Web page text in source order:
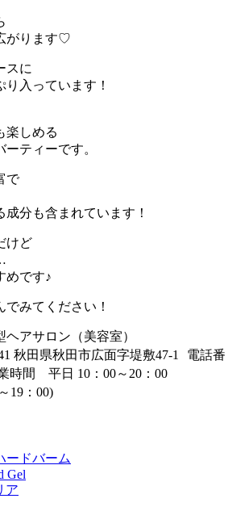
がります♡
スに
入っています！
楽しめる
ティーです。
で
分も含まれています！
けど
めです♪
みてください！
アサロン（美容室）
秋田県秋田市広面字堤敷47-1 電話番
時間 平日 10：00～20：00
19：00)
ードバーム
Gel
ア